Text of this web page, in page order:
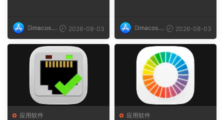
imacos.t
op
2026-08-03
imacos.t
op
2026-08-03
应用软件 应用软件